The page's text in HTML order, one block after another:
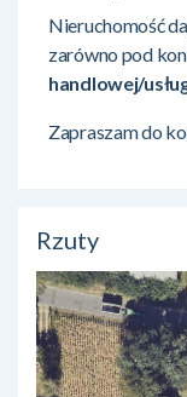
Nieruchomość
zarówno pod
handlowej/
Zapraszam do
Rzuty